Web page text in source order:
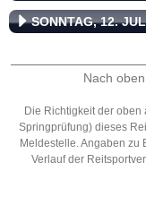
SONNTAG, 12.
Nach oben
Die Richtigkeit der
Springprüfung) dieses
Meldestelle. Angaben zu
Verlauf der